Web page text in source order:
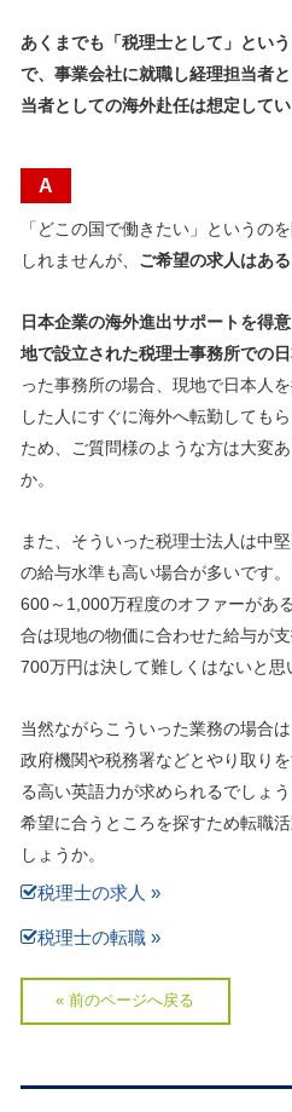
あくまでも「税理士として」とい
で、事業会社に就職し経理担当者
当者としての海外赴任は想定してい
A
「どこの国で働きたい」というの
しれませんが、 ご希望の求人はある
日本企業の海外進出サポートを得
地で設立された税理士事務所での
った事務所の場合、現地で日本人
した人にすぐに海外へ転勤しても
ため、ご質問様のような方は大変
か。
また、そういった税理士法人は中
の給与水準も高い場合が多いです
600～1,000万程度のオファーがあ
合は現地の物価に合わせた給与が
700万円は決して難しくはないと思
当然ながらこういった業務の場合
政府機関や税務署などとやり取り
る高い英語力が求められるでしょ
希望に合うところを探すため転職
しょうか。
税理士の求人 »
税理士の転職 »
« 前のページへ戻る